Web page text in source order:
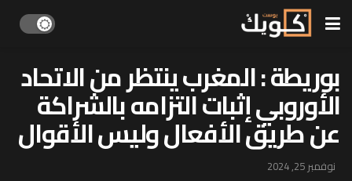
بوريطة : المغرب ينتظر من الاتحاد
الأوروبي إثبات التزامه بالشراكة
عن طريق الأفعال وليس الأقوال
نوفمبر 25, 2024